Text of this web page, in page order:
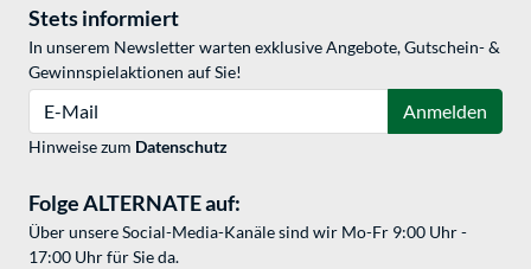
Stets informiert
In unserem Newsletter warten exklusive Angebote, Gutschein- &
Gewinnspielaktionen auf Sie!
Anmelden
Hinweise zum Datenschutz
Folge ALTERNATE auf:
Über unsere Social-Media-Kanäle sind wir Mo-Fr 9:00 Uhr -
17:00 Uhr für Sie da.